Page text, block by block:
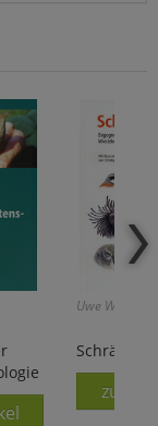
Uwe
Schräge
zum